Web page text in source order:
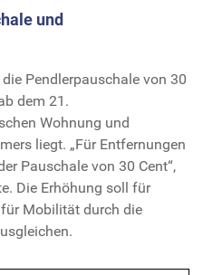
und
Pendlerpauschale von 30
dem 21.
Wohnung und
liegt. „Für Entfernungen
Pauschale von 30 Cent“,
Die Erhöhung soll für
Mobilität durch die